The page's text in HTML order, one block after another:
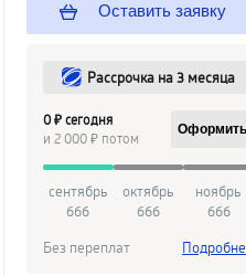
Оставить заявку
Рассрочка на 3 месяца
0 ₽ сегодня
и 2 000 ₽ потом
Оформить
сентябрь
666
октябрь
666
ноябрь
666
Без переплат